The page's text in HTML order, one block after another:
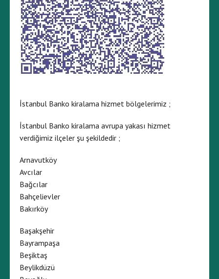
İstanbul Banko kiralama hizmet bölgelerimiz ;
İstanbul Banko kiralama avrupa yakası hizmet
verdiğimiz ilçeler şu şekildedir ;
Arnavutköy
Avcılar
Bağcılar
Bahçelievler
Bakırköy
Başakşehir
Bayrampaşa
Beşiktaş
Beylikdüzü